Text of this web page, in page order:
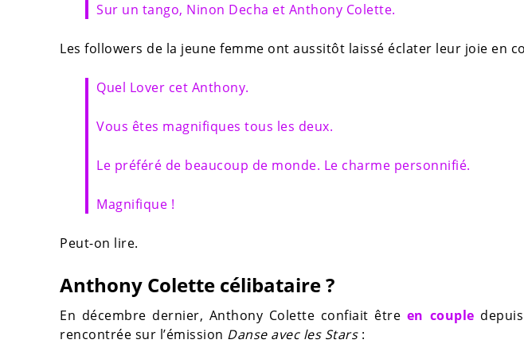
Sur un tango, Ninon Decha et Anthony Colette.
Les followers de la jeune femme ont aussitôt laissé éclater leur joie en
Quel Lover cet Anthony.
Vous êtes magnifiques tous les deux.
Le préféré de beaucoup de monde. Le charme personnifié.
Magnifique !
Peut-on lire.
Anthony Colette célibataire ?
En décembre dernier, Anthony Colette confiait être en couple
rencontrée sur l’émission Danse avec les Stars: